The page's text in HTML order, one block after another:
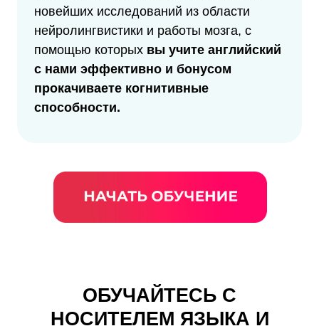
новейших исследований из области
нейролингвистики и работы мозга, с
помощью которых вы учите английский
с нами эффективно и бонусом
прокачиваете когнитивные
способности.
ОБУЧАЙТЕСЬ С
НОСИТЕЛЕМ ЯЗЫКА И